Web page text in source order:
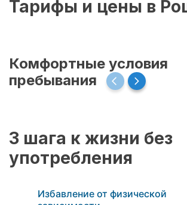
Тарифы и цены в
Комфортные условия
пребывания
3 шага к жизни без
употребления
Избавление от физической